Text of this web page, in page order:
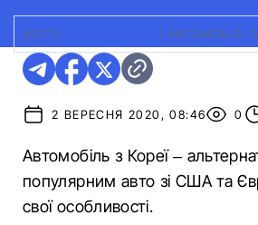
ФОТО: АВТОМОБІЛІ-
2 ВЕРЕСНЯ 2020, 08:46 0
Автомобіль з Кореї –
популярним авто зі США та
свої особливості.